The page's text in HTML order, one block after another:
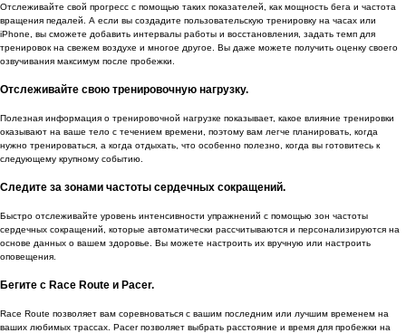
Отслеживайте свой прогресс с помощью таких показателей, как мощность бега и частота
вращения педалей. А если вы создадите пользовательскую тренировку на часах или
iPhone, вы сможете добавить интервалы работы и восстановления, задать темп для
тренировок на свежем воздухе и многое другое. Вы даже можете получить оценку своего
озвучивания максимум после пробежки.
Отслеживайте свою тренировочную нагрузку.
Полезная информация о тренировочной нагрузке показывает, какое влияние тренировки
оказывают на ваше тело с течением времени, поэтому вам легче планировать, когда
нужно тренироваться, а когда отдыхать, что особенно полезно, когда вы готовитесь к
следующему крупному событию.
Следите за зонами частоты сердечных сокращений.
Быстро отслеживайте уровень интенсивности упражнений с помощью зон частоты
сердечных сокращений, которые автоматически рассчитываются и персонализируются на
основе данных о вашем здоровье. Вы можете настроить их вручную или настроить
оповещения.
Бегите с Race Route и Pacer.
Race Route позволяет вам соревноваться с вашим последним или лучшим временем на
ваших любимых трассах. Pacer позволяет выбрать расстояние и время для пробежки на